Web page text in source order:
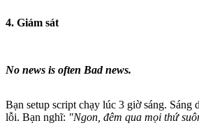
4. Giám sát
No news is often Bad news.
Bạn setup script chạy lúc 3 giờ sáng. Sáng
lỗi. Bạn nghĩ: "Ngon, đêm qua mọi thứ